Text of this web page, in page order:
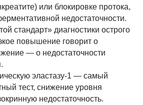
или блокировке протока,
недостаточности.
стандарт» диагностики острого
повышение говорит о
— о недостаточности
эластазу-1 — самый
тест, снижение уровня
недостаточность.